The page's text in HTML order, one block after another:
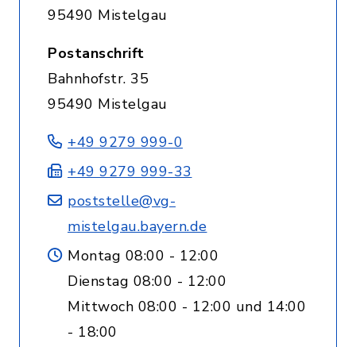
95490 Mistelgau
Postanschrift
Bahnhofstr. 35
95490 Mistelgau
+49 9279 999-0
+49 9279 999-33
poststelle@vg-
mistelgau.bayern.de
Montag 08:00 - 12:00
Dienstag 08:00 - 12:00
Mittwoch 08:00 - 12:00 und 14:00
- 18:00